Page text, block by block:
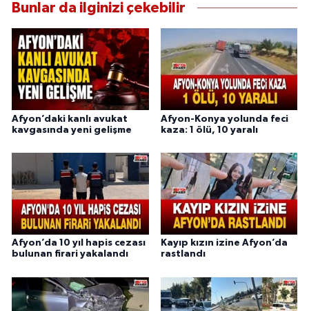
Bunlar da ilginizi çekebilir
Afyon’daki kanlı avukat
kavgasında yeni gelişme
Afyon-Konya yolunda feci
kaza: 1 ölü, 10 yaralı
Afyon’da 10 yıl hapis cezası
bulunan firari yakalandı
Kayıp kızın izine Afyon’da
rastlandı